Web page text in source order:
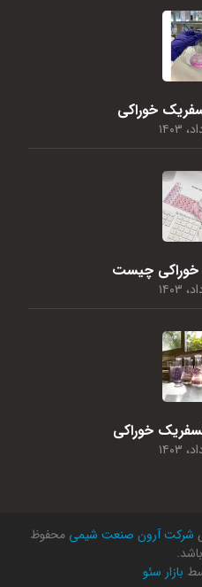
خوراکی
خوراکی چیست
خوراکی
شرکت آرون صنعت شیمی محفوظ
بازار سئو